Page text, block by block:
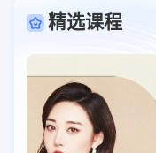
精选课程